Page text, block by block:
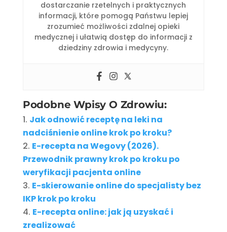
dostarczanie rzetelnych i praktycznych
informacji, które pomogą Państwu lepiej
zrozumieć możliwości zdalnej opieki
medycznej i ułatwią dostęp do informacji z
dziedziny zdrowia i medycyny.
Podobne Wpisy O Zdrowiu:
Jak odnowić receptę na leki na
nadciśnienie online krok po kroku?
E-recepta na Wegovy (2026).
Przewodnik prawny krok po kroku po
weryfikacji pacjenta online
E-skierowanie online do specjalisty bez
IKP krok po kroku
E-recepta online: jak ją uzyskać i
zrealizować